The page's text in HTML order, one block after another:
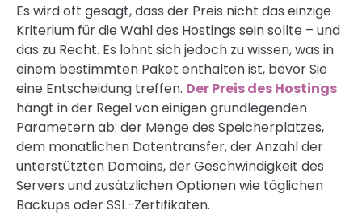
Es wird oft gesagt, dass der Preis nicht das einzige
Kriterium für die Wahl des Hostings sein sollte – und
das zu Recht. Es lohnt sich jedoch zu wissen, was in
einem bestimmten Paket enthalten ist, bevor Sie
eine Entscheidung treffen. Der Preis des Hostings
hängt in der Regel von einigen grundlegenden
Parametern ab: der Menge des Speicherplatzes,
dem monatlichen Datentransfer, der Anzahl der
unterstützten Domains, der Geschwindigkeit des
Servers und zusätzlichen Optionen wie täglichen
Backups oder SSL-Zertifikaten.